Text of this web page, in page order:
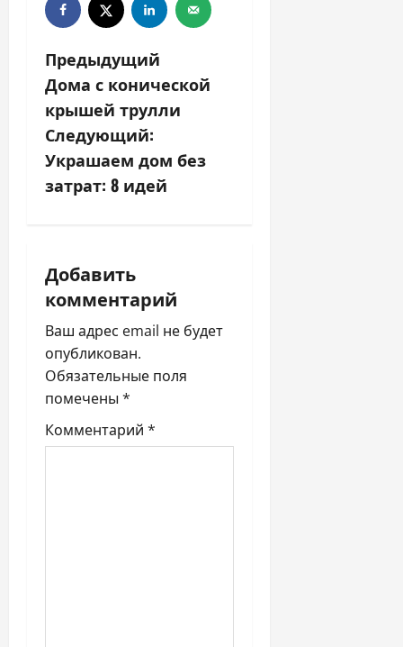
Н
а
в
и
ц
и
я
п
о
Предыдущий
Дома с конической
крышей трулли
Следующий:
Украшаем дом без
затрат: 8 идей
Добавить
комментарий
Ваш адрес email не будет
опубликован.
Обязательные поля
помечены *
Комментарий *